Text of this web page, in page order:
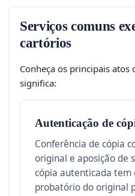
Serviços comuns
cartórios
Conheça os principais
significa:
Autenticação de
Conferência de cópia
original e aposição de
cópia autenticada tem
probatório do original